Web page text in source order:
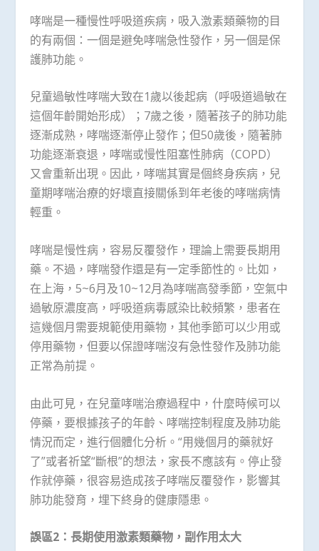
哮喘是一種慢性呼吸道疾病，吸入激素類藥物的目
的有兩個：一個是避免哮喘急性發作，另一個是保
護肺功能。
兒童過敏性哮喘大致在1歲以後起病（呼吸道過敏在
這個年齡開始形成）；7歲之後，隨著孩子的肺功能
逐漸成熟，哮喘逐漸停止發作；但50歲後，隨著肺
功能逐漸衰退，哮喘或慢性阻塞性肺病（COPD）
又會重新出現。因此，哮喘其實是個終身疾病，兒
童期哮喘治療的好壞直接關係到年老後的哮喘病情
輕重。
哮喘是慢性病，容易反覆發作，理論上需要長期用
藥。不過，哮喘發作還是有一定季節性的。比如，
在上海，5~6月及10~12月為哮喘高發季節，空氣中
過敏原濃度高，呼吸道病毒感染比較頻繁，患者在
這幾個月需要規範使用藥物，其他季節可以少用或
停用藥物，但要以保證哮喘沒有急性發作及肺功能
正常為前提。
由此可見，在兒童哮喘治療過程中，什麼時候可以
停藥，要根據孩子的年齡、哮喘控制程度及肺功能
情況而定，進行個體化分析。“用幾個月的藥就好
了”或者祈望“斷根”的想法，家長不應該有。停止發
作就停藥，很容易造成孩子哮喘反覆發作，影響其
肺功能發育，埋下終身的健康隱患。
誤區2 ：長期使用激素類藥物，副作用太大